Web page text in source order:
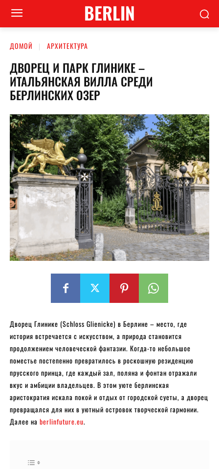
BERLIN
ДОМОЙ АРХИТЕКТУРА
ДВОРЕЦ И ПАРК ГЛИНИКЕ –
ИТАЛЬЯНСКАЯ ВИЛЛА СРЕДИ
БЕРЛИНСКИХ ОЗЕР
Дворец Глинике (Schloss Glienicke) в Берлине – место, где
история встречается с искусством, а природа становится
продолжением человеческой фантазии. Когда-то небольшое
поместье постепенно превратилось в роскошную резиденцию
прусского принца, где каждый зал, поляна и фонтан отражали
вкус и амбиции владельцев. В этом уюте берлинская
аристократия искала покой и отдых от городской суеты, а дворец
превращался для них в уютный островок творческой гармонии.
Далее на berlinfuture.eu.